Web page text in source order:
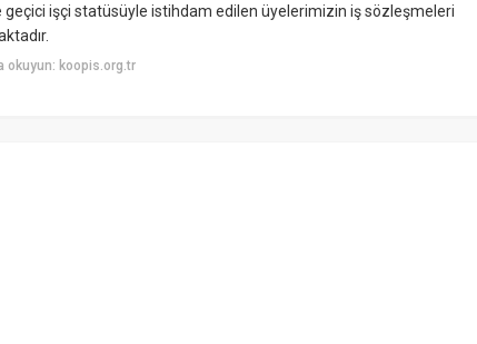
geçici işçi statüsüyle istihdam edilen üyelerimizin iş sözleşmeleri
okuyun: koopis.org.tr